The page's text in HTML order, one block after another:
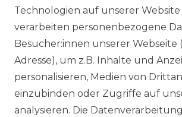
WIDERRUFSRECHT
Technologien auf unserer
verarbeiten personenbezogene
Besucher:innen unserer Webseite
Adresse), um z.B. Inhalte und
personalisieren, Medien von
einzubinden oder Zugriffe auf
analysieren. Die